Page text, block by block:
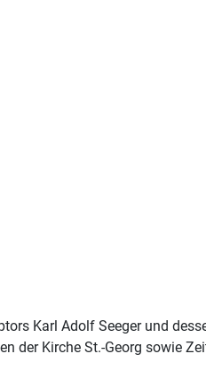
Karl Adolf Seeger und
der Kirche St.-Georg sowie